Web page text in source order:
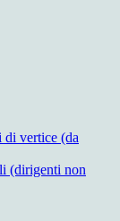
vertice (da
(dirigenti non